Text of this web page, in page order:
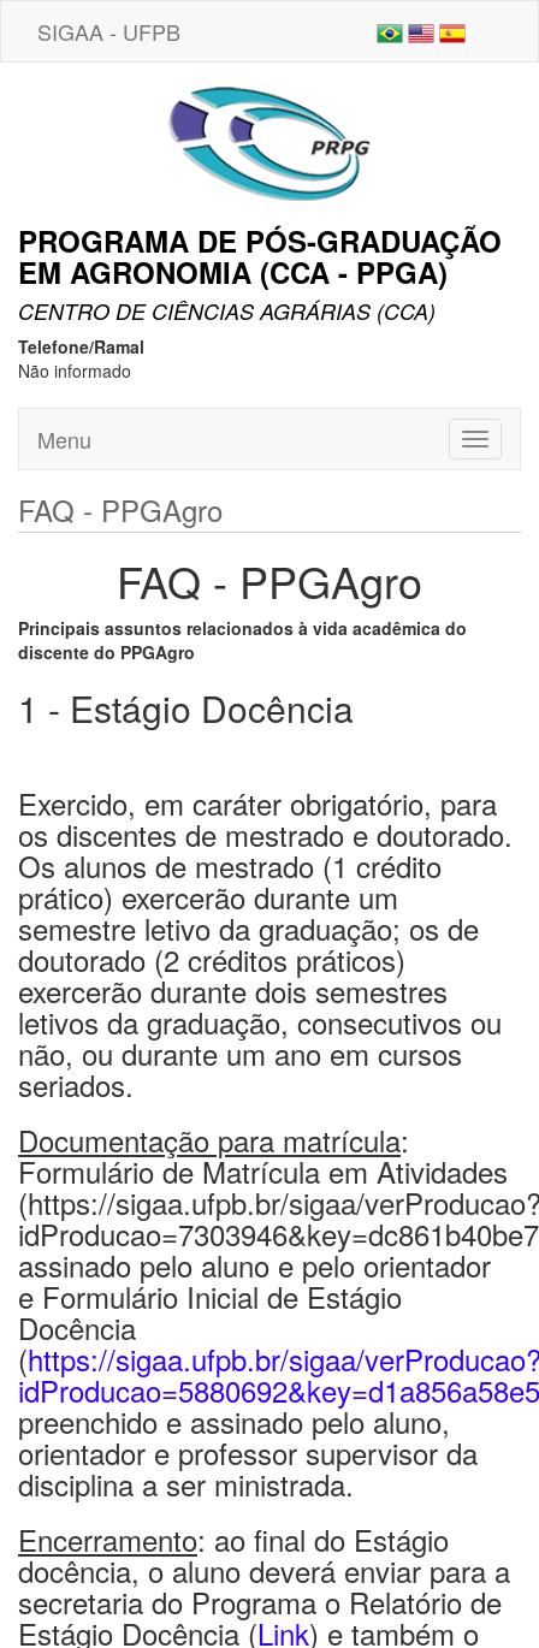
SIGAA - UFPB
PROGRAMA DE PÓS-GRADUAÇÃO
EM AGRONOMIA (CCA - PPGA)
CENTRO DE CIÊNCIAS AGRÁRIAS (CCA)
Telefone/Ramal
Não informado
Toggle
Menu
FAQ - PPGAgro
FAQ - PPGAgro
Principais assuntos relacionados à vida acadêmica do
discente do PPGAgro
1 - Estágio Docência
Exercido, em caráter obrigatório, para
os discentes de mestrado e doutorado.
Os alunos de mestrado (1 crédito
prático) exercerão durante um
semestre letivo da graduação; os de
doutorado (2 créditos práticos)
exercerão durante dois semestres
letivos da graduação, consecutivos ou
não, ou durante um ano em cursos
seriados.
Documentação para matrícula:
Formulário de Matrícula em Atividades
(https://sigaa.ufpb.br/sigaa/
assinado pelo aluno e pelo orientador
e Formulário Inicial de Estágio
Docência
(https://sigaa.ufpb.br/sigaa/
preenchido e assinado pelo aluno,
orientador e professor supervisor da
disciplina a ser ministrada.
Encerramento: ao final do Estágio
docência, o aluno deverá enviar para a
secretaria do Programa o Relatório de
Estágio Docência (Link) e também o